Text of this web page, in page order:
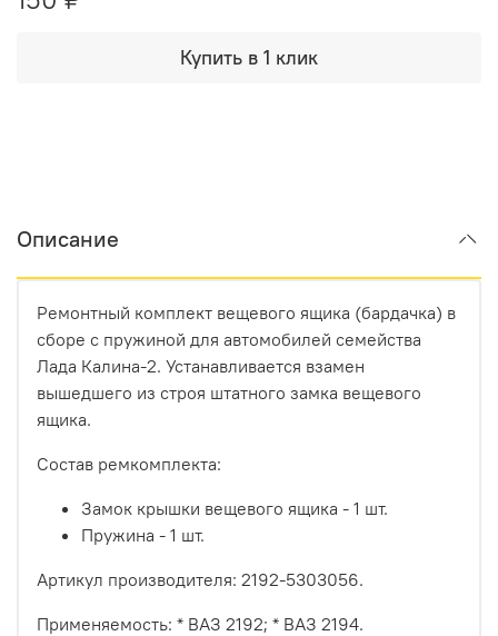
Купить в 1 клик
Описание
Ремонтный комплект вещевого ящика (бардачка) в
сборе с пружиной для автомобилей семейства
Лада Калина-2. Устанавливается взамен
вышедшего из строя штатного замка вещевого
ящика.
Состав ремкомплекта:
Замок крышки вещевого ящика - 1 шт.
Пружина - 1 шт.
Артикул производителя: 2192-5303056.
Применяемость: * ВАЗ 2192; * ВАЗ 2194.